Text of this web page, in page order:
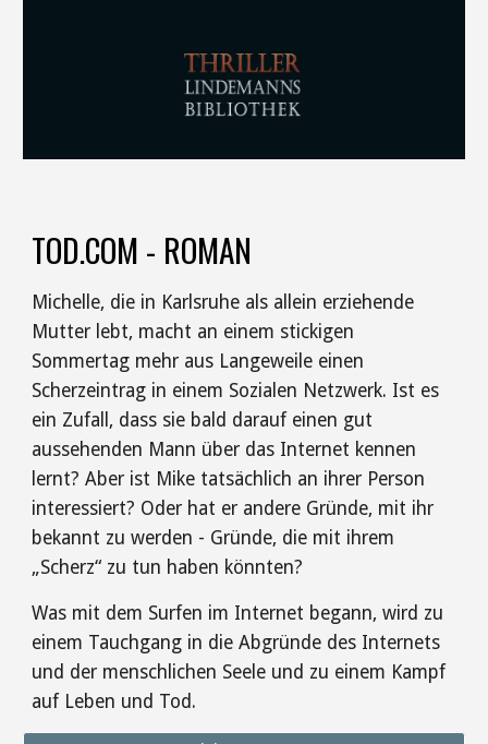
TOD.COM - ROMAN
Michelle, die in Karlsruhe als allein erziehende
Mutter lebt, macht an einem stickigen
Sommertag mehr aus Langeweile einen
Scherzeintrag in einem Sozialen Netzwerk. Ist es
ein Zufall, dass sie bald darauf einen gut
aussehenden Mann über das Internet kennen
lernt? Aber ist Mike tatsächlich an ihrer Person
interessiert? Oder hat er andere Gründe, mit ihr
bekannt zu werden - Gründe, die mit ihrem
„Scherz“ zu tun haben könnten?
Was mit dem Surfen im Internet begann, wird zu
einem Tauchgang in die Abgründe des Internets
und der menschlichen Seele und zu einem Kampf
auf Leben und Tod.